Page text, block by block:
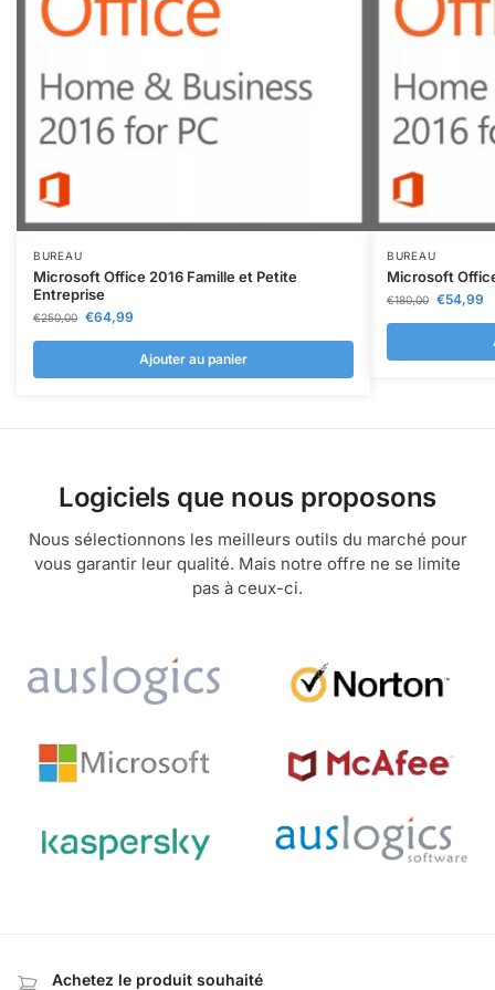
BUREAU
Microsoft Office 2016 Famille et Petite
Entreprise
€250,00 €64,99
Ajouter au panier
BUREAU
Microsoft
€180,00 €54,99
Logiciels que nous proposons
Nous sélectionnons les meilleurs outils du marché pour
vous garantir leur qualité. Mais notre offre ne se limite
pas à ceux-ci.
Achetez le produit souhaité